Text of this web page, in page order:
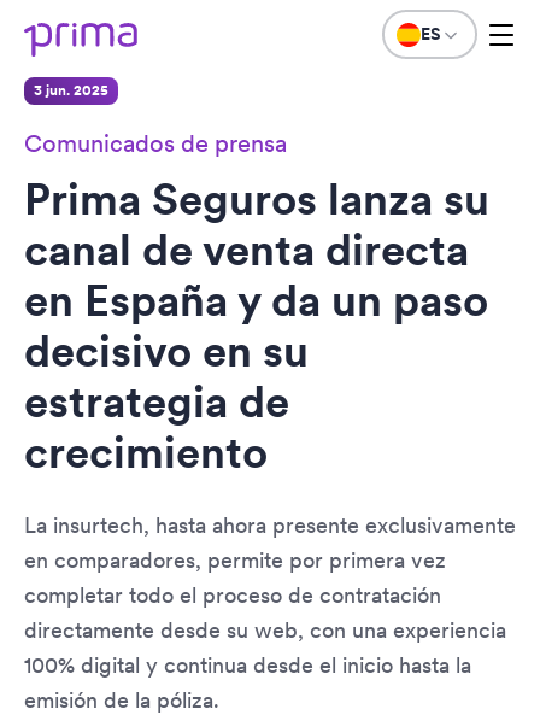
ES
3 jun. 2025
Comunicados de prensa
Prima Seguros lanza su
canal de venta directa
en España y da un paso
decisivo en su
estrategia de
crecimiento
La insurtech, hasta ahora presente exclusivamente
en comparadores, permite por primera vez
completar todo el proceso de contratación
directamente desde su web, con una experiencia
100% digital y continua desde el inicio hasta la
emisión de la póliza.